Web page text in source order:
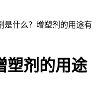
是什么？增塑剂的用途有
塑剂的用途